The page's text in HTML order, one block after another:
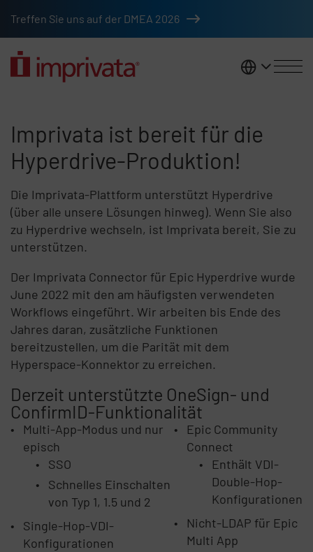
Treffen Sie uns auf der DMEA 2026
DACH
Imprivata ist bereit für die
Hyperdrive-Produktion!
Die Imprivata-Plattform unterstützt Hyperdrive
(über alle unsere Lösungen hinweg). Wenn Sie also
zu Hyperdrive wechseln, ist Imprivata bereit, Sie zu
unterstützen.
Der Imprivata Connector für Epic Hyperdrive wurde
June 2022 mit den am häufigsten verwendeten
Workflows eingeführt. Wir arbeiten bis Ende des
Jahres daran, zusätzliche Funktionen
bereitzustellen, um die Parität mit dem
Hyperspace-Konnektor zu erreichen.
Derzeit unterstützte OneSign- und
ConfirmID-Funktionalität
Multi-App-Modus und nur
episch
SSO
Schnelles Einschalten
von Typ 1, 1.5 und 2
Single-Hop-VDI-
Konfigurationen
Epic Community
Connect
Enthält VDI-
Double-Hop-
Konfigurationen
Nicht-LDAP für Epic
Multi App